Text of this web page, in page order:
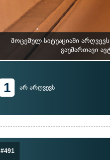
მოცემულ სიტუაციაში
გაუმართავი
1 არ არღვევს
#491